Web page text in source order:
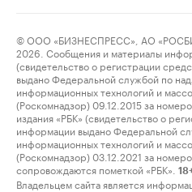
© ООО «БИЗНЕСПРЕСС», АО
2026. Сообщения и материалы
(свидетельство о регистрации
выдано Федеральной службой по
информационных технологий и
(Роскомнадзор) 09.12.2015 за
издания «РБК» (свидетельство о
информации выдано Федеральной
информационных технологий и
(Роскомнадзор) 03.12.2021 за
сопровождаются пометкой «РБК».
Владельцем сайта является